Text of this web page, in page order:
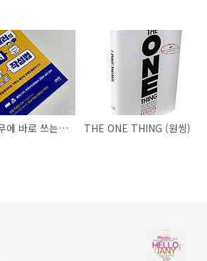
[제이펍] 실무에 바로 쓰는 일잘러의 보고서 작성법 - 공돌이의 필수 도서 THE ONE THING (원씽)